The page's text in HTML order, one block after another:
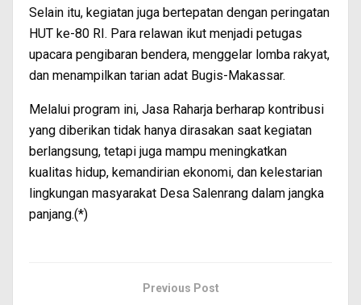
Selain itu, kegiatan juga bertepatan dengan peringatan
HUT ke-80 RI. Para relawan ikut menjadi petugas
upacara pengibaran bendera, menggelar lomba rakyat,
dan menampilkan tarian adat Bugis-Makassar.
Melalui program ini, Jasa Raharja berharap kontribusi
yang diberikan tidak hanya dirasakan saat kegiatan
berlangsung, tetapi juga mampu meningkatkan
kualitas hidup, kemandirian ekonomi, dan kelestarian
lingkungan masyarakat Desa Salenrang dalam jangka
panjang.(*)
Previous Post